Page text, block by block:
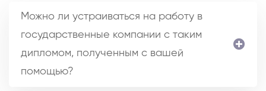
Можно ли устраиваться на работу в
государственные компании с таким
дипломом, полученным с вашей
помощью?